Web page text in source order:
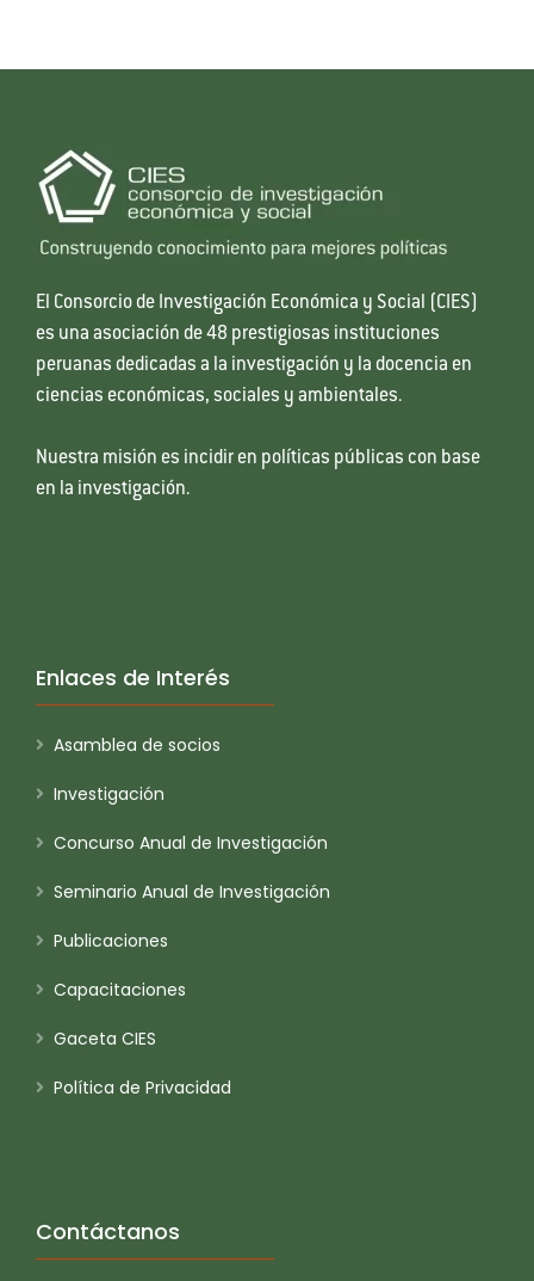
El Consorcio de Investigación Económica y Social (CIES)
es una asociación de 48 prestigiosas instituciones
peruanas dedicadas a la investigación y la docencia en
ciencias económicas, sociales y ambientales.
Nuestra misión es incidir en políticas públicas con base
en la investigación.
Enlaces de Interés
Asamblea de socios
Investigación
Concurso Anual de Investigación
Seminario Anual de Investigación
Publicaciones
Capacitaciones
Gaceta CIES
Política de Privacidad
Contáctanos